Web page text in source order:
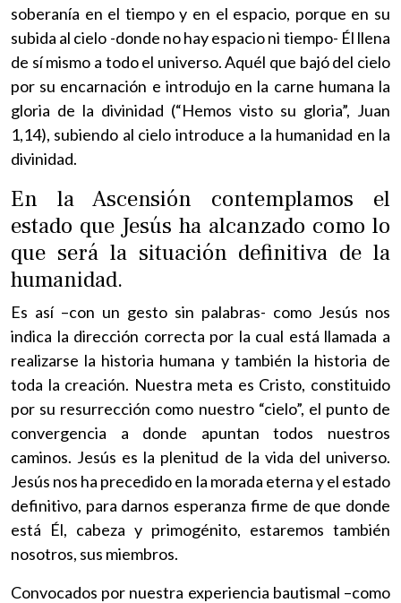
soberanía en el tiempo y en el espacio, porque en su
subida al cielo -donde no hay espacio ni tiempo- Él llena
de sí mismo a todo el universo. Aquél que bajó del cielo
por su encarnación e introdujo en la carne humana la
gloria de la divinidad (“Hemos visto su gloria”, Juan
1,14), subiendo al cielo introduce a la humanidad en la
divinidad.
En la Ascensión contemplamos el
estado que Jesús ha alcanzado como lo
que será la situación definitiva de la
humanidad.
Es así –con un gesto sin palabras- como Jesús nos
indica la dirección correcta por la cual está llamada a
realizarse la historia humana y también la historia de
toda la creación. Nuestra meta es Cristo, constituido
por su resurrección como nuestro “cielo”, el punto de
convergencia a donde apuntan todos nuestros
caminos. Jesús es la plenitud de la vida del universo.
Jesús nos ha precedido en la morada eterna y el estado
definitivo, para darnos esperanza firme de que donde
está Él, cabeza y primogénito, estaremos también
nosotros, sus miembros.
Convocados por nuestra experiencia bautismal –como